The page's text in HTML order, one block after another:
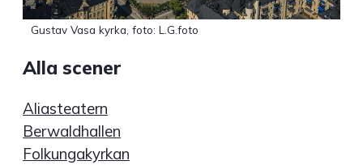
Gustav Vasa kyrka, foto: L.G.foto
Alla scener
Aliasteatern
Berwaldhallen
Folkungakyrkan